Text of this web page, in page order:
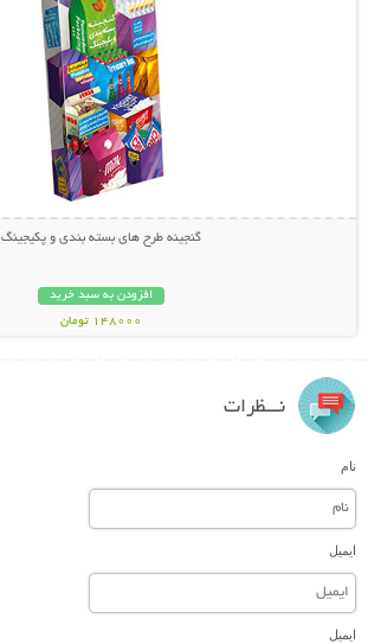
گنجینه طرح های بسته بندی و پکیجینگ
افزودن به سبد خرید
148000 تومان
نـــظرات
نام
ایمیل
ایمیل